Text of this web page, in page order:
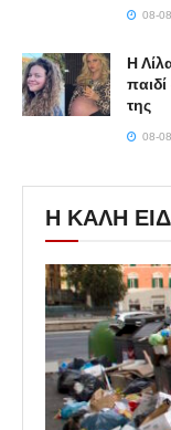
08-
Η
της
08-
Η ΚΑΛΗ